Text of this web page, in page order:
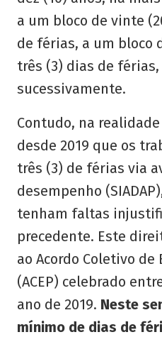
a um bloco de vinte
de férias, a um bloco
três (3) dias de férias,
sucessivamente.
Contudo, na realidade
desde 2019 que os
três (3) de férias via
desempenho
tenham faltas
precedente. Este
ao Acordo Coletivo
(ACEP) celebrado
ano de 2019. Neste
mínimo de dias de